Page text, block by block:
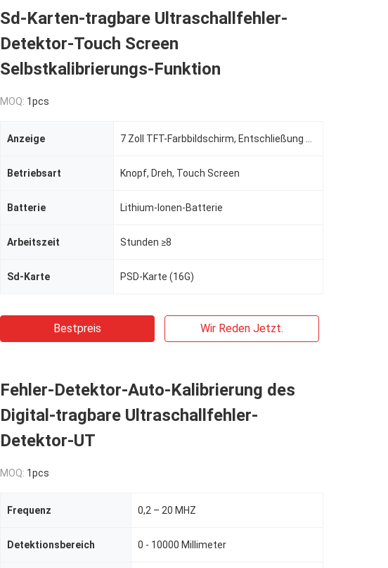
Sd-Karten-tragbare Ultraschallfehler-
Detektor-Touch Screen
Selbstkalibrierungs-Funktion
MOQ: 1pcs
Anzeige
Betriebsart Knopf, Dreh, Touch Screen
Batterie Lithium-Ionen-Batterie
Arbeitszeit Stunden ≥8
Sd-Karte PSD-Karte (16G)
Bestpreis Wir Reden Jetzt.
Fehler-Detektor-Auto-Kalibrierung des
Digital-tragbare Ultraschallfehler-
Detektor-UT
MOQ: 1pcs
Frequenz 0,2 – 20 MHZ
Detektionsbereich 0 - 10000 Millimeter